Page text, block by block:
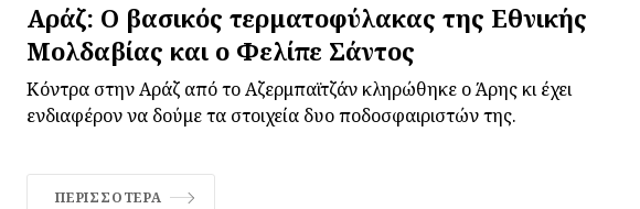
Αράζ: Ο βασικός τερματοφύλακας της Εθνικής
Μολδαβίας και ο Φελίπε Σάντος
Κόντρα στην Αράζ από το Αζερμπαϊτζάν κληρώθηκε ο Άρης κι έχει
ενδιαφέρον να δούμε τα στοιχεία δυο ποδοσφαιριστών της.
ΠΕΡΙΣΣΌΤΕΡΑ